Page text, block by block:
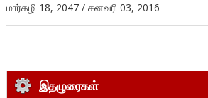
மார்கழி 18, 2047 / சனவரி 03, 2016
இதழுரைகள்